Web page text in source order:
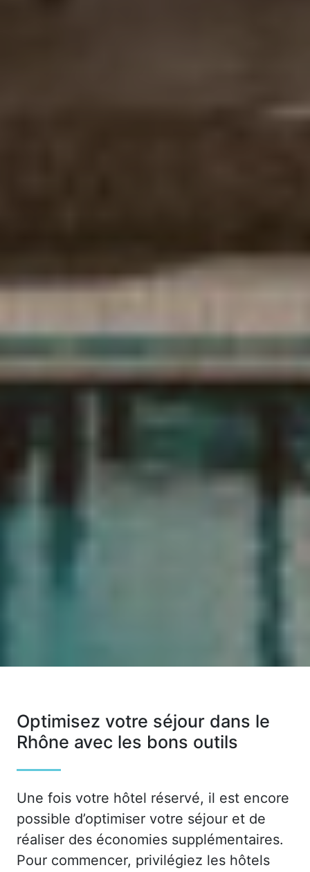
Optimisez votre séjour dans le
Rhône avec les bons outils
Une fois votre hôtel réservé, il est encore
possible d’optimiser votre séjour et de
réaliser des économies supplémentaires.
Pour commencer, privilégiez les hôtels